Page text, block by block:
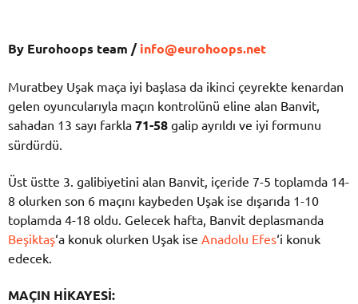
By Eurohoops team /info@eurohoops.net
Muratbey Uşak maça iyi başlasa da ikinci çeyrekte kenardan
gelen oyuncularıyla maçın kontrolünü eline alan Banvit,
sahadan 13 sayı farkla 71-58 galip ayrıldı ve iyi formunu
sürdürdü.
Üst üstte 3. galibiyetini alan Banvit, içeride 7-5 toplamda 14-
8 olurken son 6 maçını kaybeden Uşak ise dışarıda 1-10
toplamda 4-18 oldu. Gelecek hafta, Banvit deplasmanda
Beşiktaş‘a konuk olurken Uşak ise Anadolu Efes‘i konuk
edecek.
MAÇIN HİKAYESİ: